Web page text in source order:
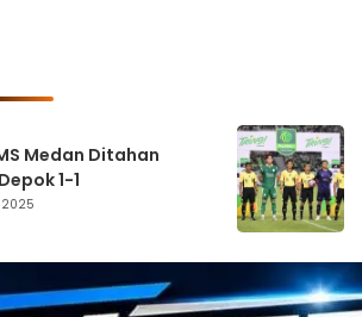
Medan Ditahan
1-1
2025